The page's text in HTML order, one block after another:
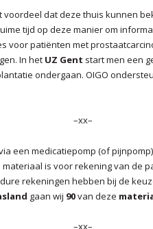
voordeel dat deze thuis kunnen
tijd op deze manier om
voor patiënten met
In het UZ Gent start men een
ondergaan. OIGO
–xx–
een medicatiepomp (of
is voor rekening van de
rekeningen hebben bij de
gaan wij 90van deze
–xx–